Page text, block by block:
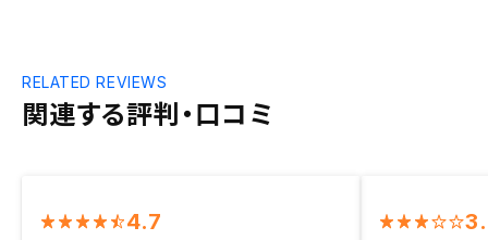
関連する評判・口コミ
RELATED REVIEWS
4.7